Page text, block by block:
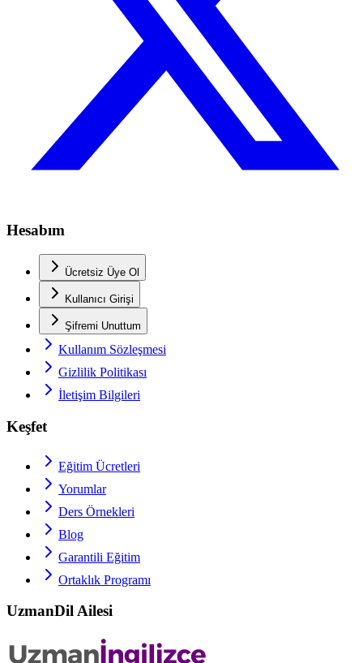
Hesabım
Ücretsiz Üye Ol
Kullanıcı Girişi
Şifremi Unuttum
Kullanım Sözleşmesi
Gizlilik Politikası
İletişim Bilgileri
Keşfet
Eğitim Ücretleri
Yorumlar
Ders Örnekleri
Blog
Garantili Eğitim
Ortaklık Programı
UzmanDil Ailesi